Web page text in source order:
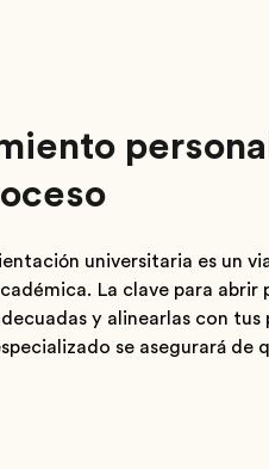
universitaria es un
La clave para abrir
y alinearlas con
se asegurará de